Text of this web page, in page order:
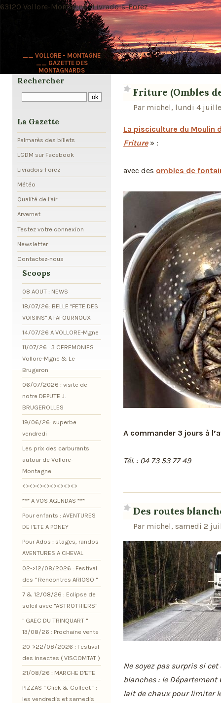
__ VOLLORE - MONTAGNE
__ GAZETTE DES
MONTAGNARDS
63120 Vollore-Montagne · Livradois-Forez
Friture (Ombles
Par michel, lundi 4
La pisciculture du Moulin
Friture» :
avec des ombles de
A commander 3 jours à
Tél. : 04 73 53 77 49
Des routes
Par michel, samedi 2
Ne soyez pas surpris si
blanches : le Département
lait de chaux pour limiter
Rechercher
La Gazette
Palmarès des billets
LGDM sur Facebook
Livradois-Forez
Météo
Qualité de l'air
Arvernet
Testez votre connexion
Newsletter
Contactez-nous
Scoops
08 AOUT : NEWS
18/07/26: BELLE "FETE DES
VOISINS" A FAFOURNOUX
14/07/26 A VOLLORE-Mgne
11/07/26 : 3 CEREMONIES
Vollore-Mgne & Le
Brugeron
06/07/2026 : visite de
notre DEPUTE J.
BRUGEROLLES
19/06/26: superbe
vendredi
Les prix des carburants
autour de Vollore-
Montagne
<><><><><><><><>
*** A VOS AGENDAS ***
Pour enfants : AVENTURES
DE l'ETE A PONEY
Pour Ados : stages, randos
AVENTURES A CHEVAL
02->12/08/2026 : Festival
des " Rencontres ARIOSO "
7 & 12/08/26 : Eclipse de
soleil avec "ASTROTHIERS"
" GAEC DU TRINQUART "
13/08/26 : Prochaine vente
20->22/08/2026 : Festival
des insectes ( VISCOMTAT )
21/08/26 : MARCHE D'ETE
PIZZAS " Click & Collect " :
les vendredis et samedis